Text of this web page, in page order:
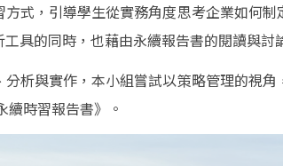
式，引導學生從實務角度思考企業如何
具的同時，也藉由永續報告書的閱讀與
析與實作，本小組嘗試以策略管理的視
續時習報告書》。